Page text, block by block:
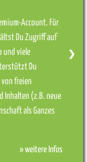
Account. Für
Du Zugriff auf
und viele
Du
freien
Inhalten (z.B. neue
als Ganzes
» weitere Infos
❯